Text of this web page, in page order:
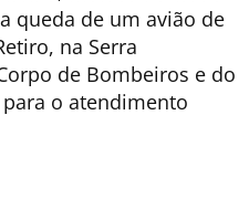
queda de um avião de
na Serra
de Bombeiros e do
o atendimento